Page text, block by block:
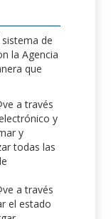
de
la Agencia
que
a través
y
y
todas las
a través
el estado